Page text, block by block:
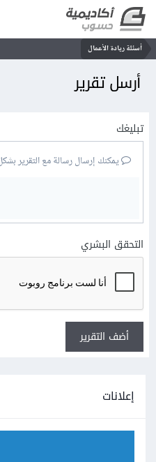
أسئلة ريادة الأعمال
أرسل تقرير
تبليغك
يمكنك إرسال رسالة مع التقرير
التحقق البشري
أضف التقرير
إعلانات